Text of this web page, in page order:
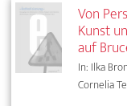
Von
Kunst
auf
In: Ilka
Cornelia